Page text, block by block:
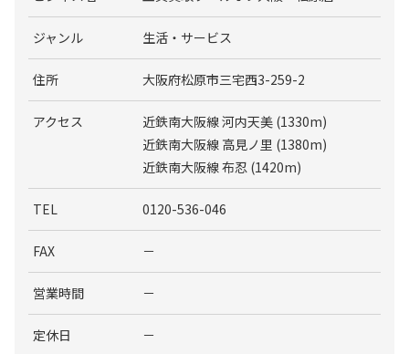
ジャンル 生活・サービス
住所 大阪府松原市三宅西3-259-2
アクセス
近鉄南大阪線 河内天美 (1330m)
近鉄南大阪線 高見ノ里 (1380m)
近鉄南大阪線 布忍 (1420m)
TEL 0120-536-046
FAX －
営業時間 －
定休日 －